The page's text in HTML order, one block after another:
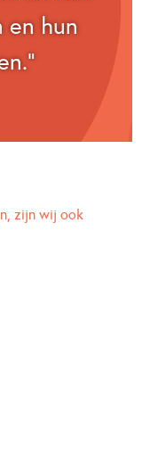
en hun